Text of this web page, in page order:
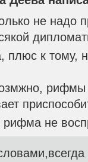
не надо
плюс к тому,
рифмы
рифма не